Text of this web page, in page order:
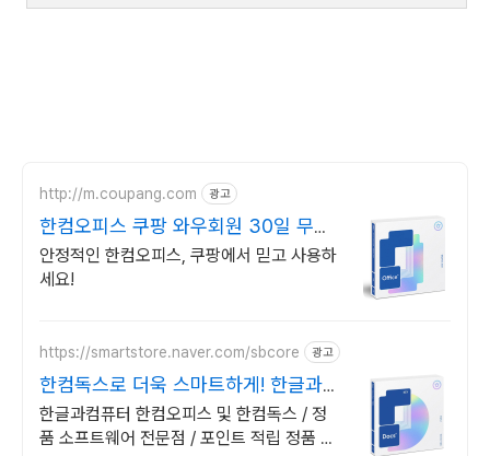
http://m.coupang.com 광고
한컴오피스 쿠팡 와우회원 30일 무료
반품
안정적인 한컴오피스, 쿠팡에서 믿고 사용하
세요!
https://smartstore.naver.com/sbcore 광고
한컴독스로 더욱 스마트하게! 한글과컴
퓨터 정품 인증점
한글과컴퓨터 한컴오피스 및 한컴독스 / 정
품 소프트웨어 전문점 / 포인트 적립 정품 소